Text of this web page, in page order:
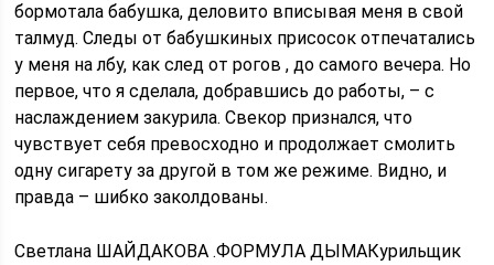
бормотала бабушка, деловито вписывая меня в свой
талмуд. Следы от бабушкиных присосок отпечатались
у меня на лбу, как след от рогов , до самого вечера. Но
первое, что я сделала, добравшись до работы, – с
наслаждением закурила. Свекор признался, что
чувствует себя превосходно и продолжает смолить
одну сигарету за другой в том же режиме. Видно, и
правда – шибко заколдованы.
Светлана ШАЙДАКОВА .ФОРМУЛА ДЫМАКурильщик